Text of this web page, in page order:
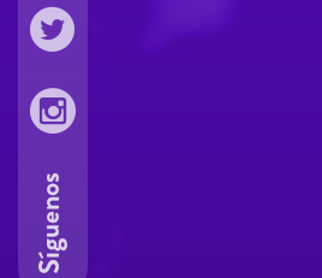
Síguenos